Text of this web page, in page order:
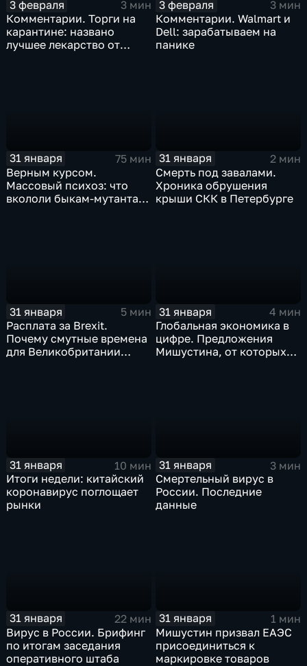
3 февраля
3 мин
Комментарии. Торги на
карантине: названо
лучшее лекарство от
3 февраля
3 мин
Комментарии. Walmart и
Dell: зарабатываем на
панике
31 января
75 мин
Верным курсом.
Массовый психоз: что
вкололи быкам-мутантам,
31 января
2 мин
Смерть под завалами.
Хроника обрушения
крыши СКК в Петербурге
31 января
5 мин
Расплата за Brexit.
Почему смутные времена
для Великобритании
31 января
4 мин
Глобальная экономика в
цифре. Предложения
Мишустина, от которых
31 января
10 мин
Итоги недели: китайский
коронавирус поглощает
рынки
31 января
3 мин
Смертельный вирус в
России. Последние
данные
31 января
22 мин
Вирус в России. Брифинг
по итогам заседания
оперативного штаба
31 января
1 мин
Мишустин призвал ЕАЭС
присоединиться к
маркировке товаров